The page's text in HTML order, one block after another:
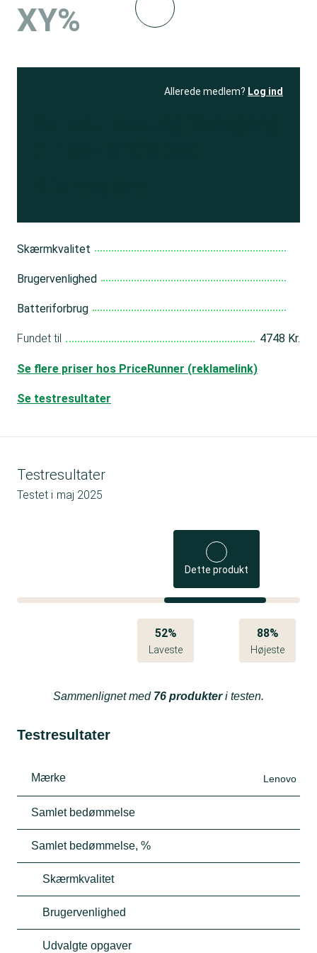
XY%
Allerede medlem? Log ind
Skærmkvalitet
Brugervenlighed
Batteriforbrug
Fundet til 4748 Kr.
Se flere priser hos PriceRunner (reklamelink)
Se testresultater
Testresultater
Testet i maj 2025
Dette produkt
52%
Laveste
88%
Højeste
Sammenlignet med 76 produkteri testen.
Testresultater
Mærke Lenovo
Samlet bedømmelse
Samlet bedømmelse, %
Skærmkvalitet
Brugervenlighed
Udvalgte opgaver